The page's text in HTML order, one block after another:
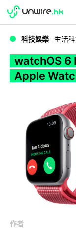
WWDC 2026
科技娛樂 生活
watchOS 6
Apple
作者